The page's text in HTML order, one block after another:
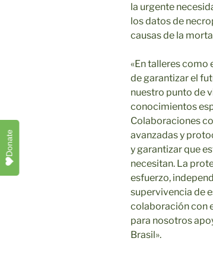
la urgente
los datos de
causas de la
«En talleres como
de garantizar el
nuestro punto de
conocimientos
Colaboraciones
avanzadas y
y garantizar que
necesitan. La
esfuerzo,
supervivencia de
colaboración con
para nosotros
Brasil».
Donate